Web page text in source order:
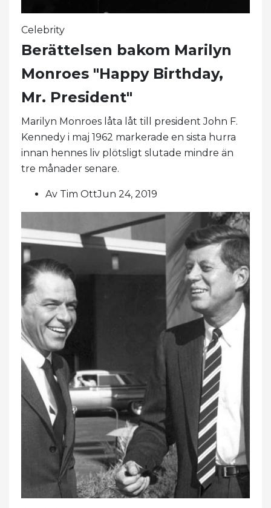
Celebrity
Berättelsen bakom Marilyn
Monroes "Happy Birthday,
Mr. President"
Marilyn Monroes låta låt till president John F.
Kennedy i maj 1962 markerade en sista hurra
innan hennes liv plötsligt slutade mindre än
tre månader senare.
Av Tim OttJun 24, 2019